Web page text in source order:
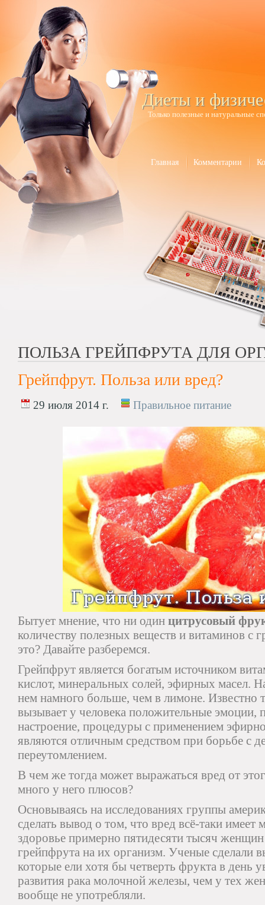
Диеты и
Только полезные и натуральные
Главная Комментарии
ПОЛЬЗА ГРЕЙПФРУТА ДЛЯ
Грейпфрут. Польза или вред?
29 июля 2014 г. Правильное питание
Бытует мнение, что ни один цитрусовый
количеству полезных веществ и витаминов с
это? Давайте разберемся.
Грейпфрут является богатым источником
кислот, минеральных солей, эфирных масел.
нем намного больше, чем в лимоне. Известно
вызывает у человека положительные эмоции,
настроение, процедуры с применением
являются отличным средством при борьбе с
переутомлением.
В чем же тогда может выражаться вред от
много у него плюсов?
Основываясь на исследованиях группы
сделать вывод о том, что вред всё-таки
здоровье примерно пятидесяти тысяч женщин
грейпфрута на их организм. Ученые сделали
которые ели хотя бы четверть фрукта в день
развития рака молочной железы, чем у тех
вообще не употребляли.